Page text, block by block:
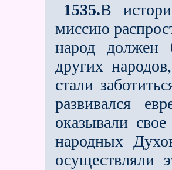
1535.В
миссию
народ должен
других
стали
развивался
оказывали
народных
осуществляли